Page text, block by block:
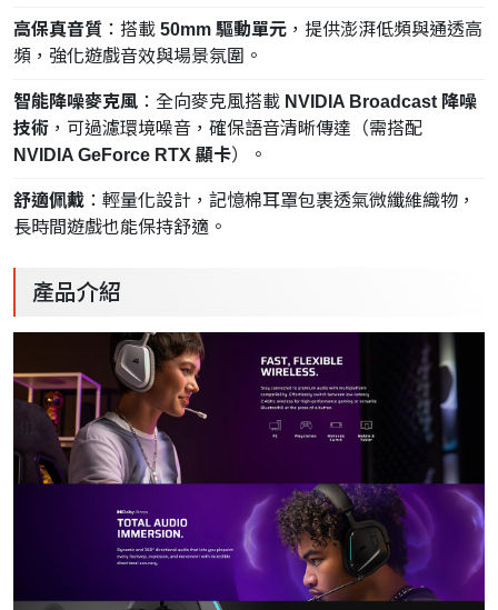
高保真音質 ：搭載 50mm 驅動單元 ，提供澎湃低頻與通透高
頻，強化遊戲音效與場景氛圍。
智能降噪麥克風 ：全向麥克風搭載 NVIDIA Broadcast 降噪
技術 ，可過濾環境噪音，確保語音清晰傳達（需搭配
NVIDIA GeForce RTX 顯卡）。
舒適佩戴 ：輕量化設計，記憶棉耳罩包裹透氣微纖維織物，
長時間遊戲也能保持舒適。
產品介紹